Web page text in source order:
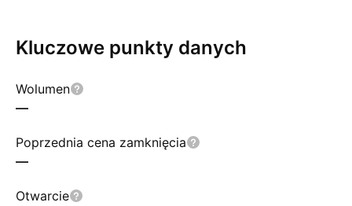
Kluczowe punkty danych
Wolumen
—
Poprzednia cena zamknięcia
—
Otwarcie